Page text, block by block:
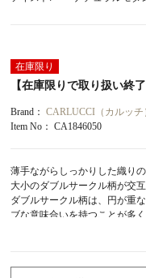
在庫限り
【在庫限りで取り扱い終
Brand：CARLUCCI（カルッチ
Item No：CA1846050
薄手ながらしっかりした織り
大小のダブルサークル柄が交
ダブルサークル柄は、円が重
ブな意味合いを持つことが多
ピンク系とベージュ＆グリー